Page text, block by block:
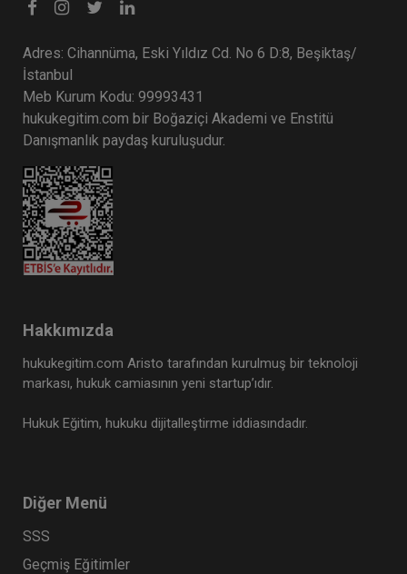
Adres: Cihannüma, Eski Yıldız Cd. No 6 D:8, Beşiktaş/
İstanbul
Meb Kurum Kodu: 99993431
hukukegitim.com bir Boğaziçi Akademi ve Enstitü
Danışmanlık paydaş kuruluşudur.
Hakkımızda
hukukegitim.com Aristo tarafından kurulmuş bir teknoloji
markası, hukuk camiasının yeni startup’ıdır.
Hukuk Eğitim, hukuku dijitalleştirme iddiasındadır.
Diğer Menü
SSS
Geçmiş Eğitimler